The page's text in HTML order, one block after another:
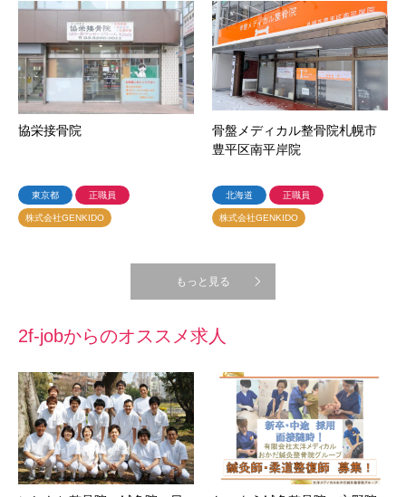
協栄接骨院
東京都 正職員
株式会社GENKIDO
骨盤メディカル整骨院札幌市
豊平区南平岸院
北海道 正職員
株式会社GENKIDO
もっと見る
2f-jobからのオススメ求人